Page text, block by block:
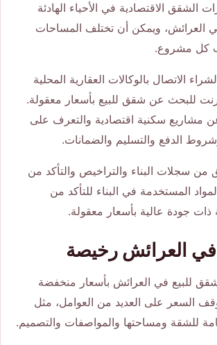
الشقق الاقتصادية في الأحياء الهادئة
في العرائش، ويمكن أن تختلف المساحات
كل مشروع.
الاتصال بالوكالات العقارية المحلية
للبحث عن شقق للبيع بأسعار معقولة.
مشاريع سكنية اقتصادية والتعرف على
الدفع والتسليم والضمانات.
من سجلات البناء والتراخيص والتأكد من
المستخدمة في البناء للتأكد من
جودة عالية بأسعار معقولة.
العرائش رخيصة
للبيع في العرائش بأسعار منخفضة
السعر على العديد من العوامل، مثل
للشقة ومساحتها والمواصفات والتصميم.